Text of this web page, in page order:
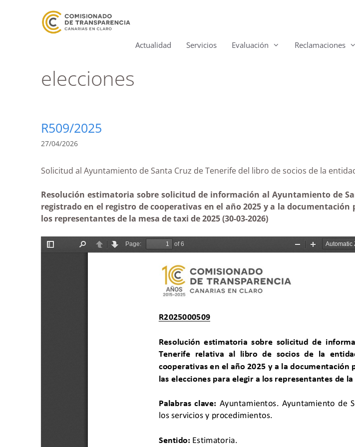
Actualidad Servicios Evaluación Reclamaciones
elecciones
R509/2025
27/04/2026
Solicitud al Ayuntamiento de Santa Cruz de Tenerife del libro de socios de la
Resolución estimatoria sobre solicitud de información al Ayuntamiento de
registrado en el registro de cooperativas en el año 2025 y a la
los representantes de la mesa de taxi de 2025 (30-03-2026)